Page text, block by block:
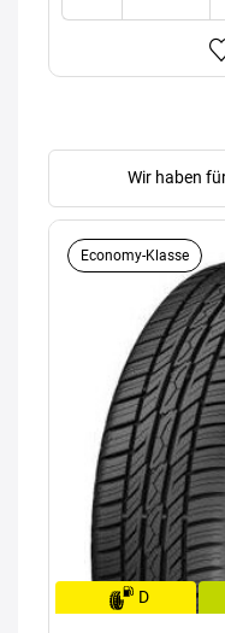
Wir haben
Economy-Klasse
D